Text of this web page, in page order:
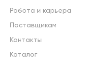
Работа и карьера
Поставщикам
Контакты
Каталог